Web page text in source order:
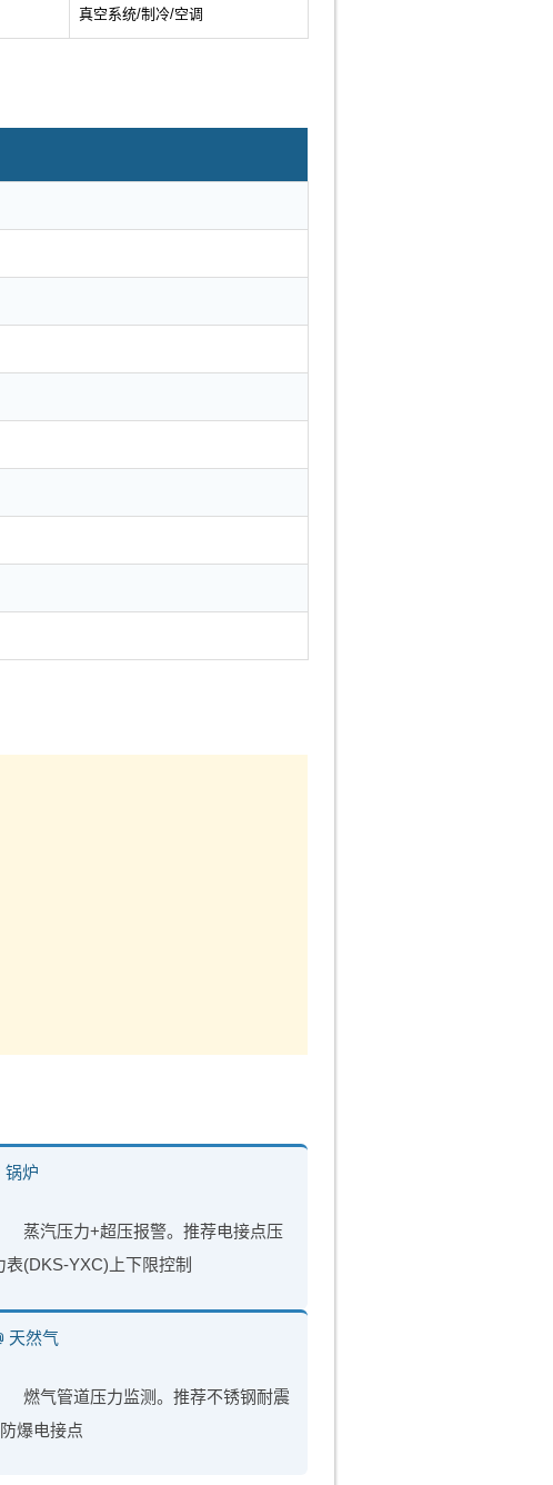
真空系统/制冷/空调
锅炉
蒸汽压力+超压报警。推荐电接点压
表(DKS-YXC)上下限控制
天然气
燃气管道压力监测。推荐不锈钢耐震
爆电接点